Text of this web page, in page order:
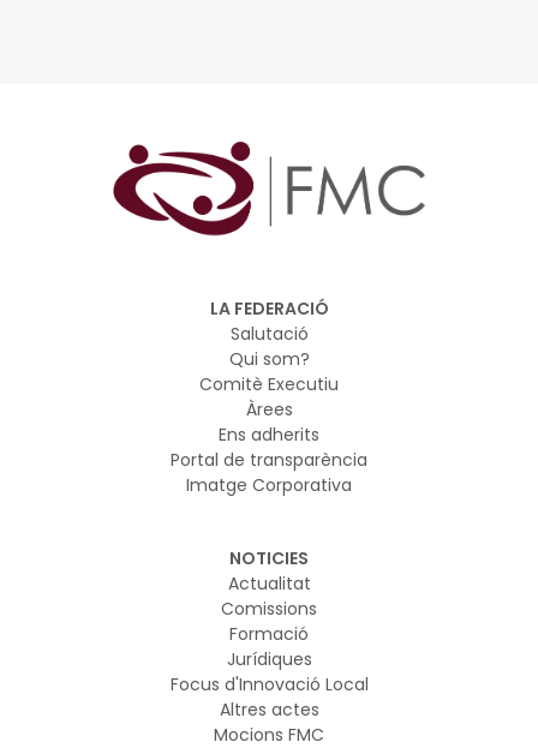
LA FEDERACIÓ
Salutació
Qui som?
Comitè Executiu
Àrees
Ens adherits
Portal de transparència
Imatge Corporativa
NOTICIES
Actualitat
Comissions
Formació
Jurídiques
Focus d'Innovació Local
Altres actes
Mocions FMC